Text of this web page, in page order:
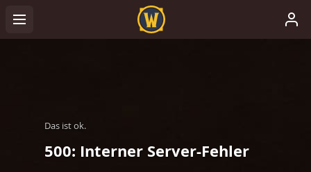
Das ist ok.
500: Interner Server-Fehler